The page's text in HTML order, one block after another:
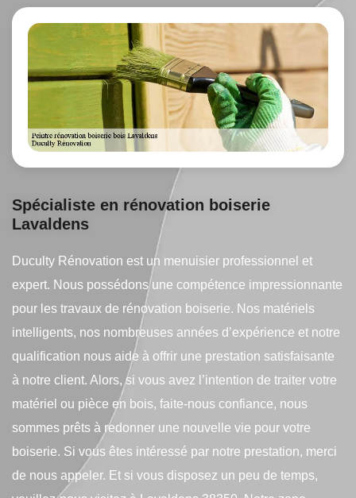
Spécialiste en rénovation boiserie
Lavaldens
Duculty Rénovation est un menuisier professionnel et
expert. Nous possédons une compétence impressionnante
pour les travaux de rénovation boiserie. Nos matériels
intelligents, nos nombreuses années d’expérience et notre
qualification nous aide à offrir une prestation satisfaisante
à notre client. Alors, si vous avez l’intention de traiter votre
matériel ou pièce en bois, faite-nous confiance, nous
sommes prêts à redonner une nouvelle vie pour votre
boiserie. Si vous êtes intéressé par notre prestation, merci
de nous appeler. Et si vous disposez un peu de temps,